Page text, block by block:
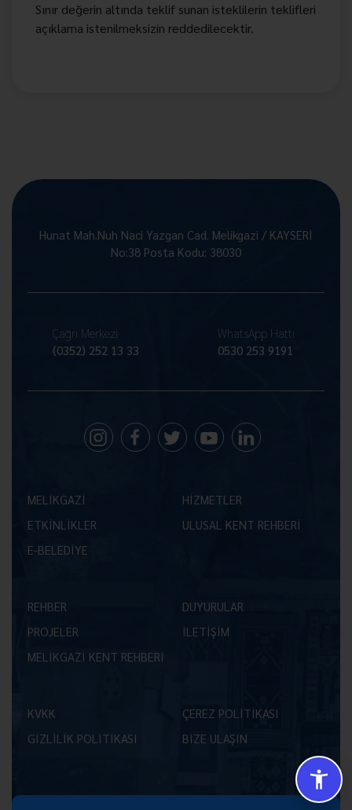
Sınır değerin altında teklif sunan isteklilerin teklifleri
açıklama istenilmeksizin reddedilecektir.
Hunat Mah.Nuh Naci Yazgan Cad. Melikgazi / KAYSERİ
No:38 Posta Kodu: 38030
Çağrı Merkezi
(0352) 252 13 33
WhatsApp Hattı
0530 253 9191
MELİKGAZİ
HİZMETLER
ETKİNLİKLER
ULUSAL KENT REHBERİ
E-BELEDİYE
REHBER
DUYURULAR
PROJELER
İLETİŞİM
MELİKGAZİ KENT REHBERİ
KVKK
ÇEREZ POLİTİKASI
GİZLİLİK POLİTİKASI
BİZE ULAŞIN